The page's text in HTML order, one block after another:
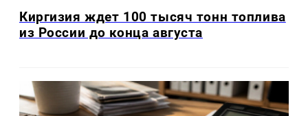
Киргизия ждет 100 тысяч тонн топлива
из России до конца августа